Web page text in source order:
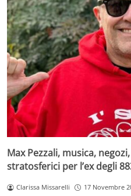
Max Pezzali, musica,
stratosferici per l’ex degli
Clarissa Missarelli 17 Novembre